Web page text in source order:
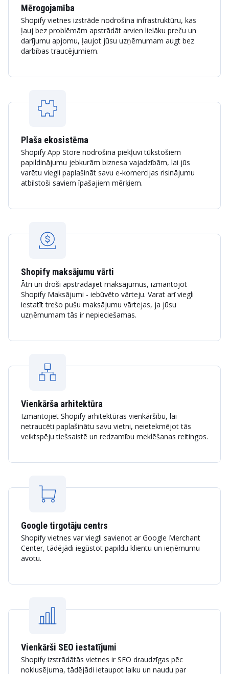
Mērogojamība
Shopify vietnes izstrāde nodrošina infrastruktūru, kas
ļauj bez problēmām apstrādāt arvien lielāku preču un
darījumu apjomu, ļaujot jūsu uzņēmumam augt bez
darbības traucējumiem.
Plaša ekosistēma
Shopify App Store nodrošina piekļuvi tūkstošiem
papildinājumu jebkurām biznesa vajadzībām, lai jūs
varētu viegli paplašināt savu e-komercijas risinājumu
atbilstoši saviem īpašajiem mērķiem.
Shopify maksājumu vārti
Ātri un droši apstrādājiet maksājumus, izmantojot
Shopify Maksājumi - iebūvēto vārteju. Varat arī viegli
iestatīt trešo pušu maksājumu vārtejas, ja jūsu
uzņēmumam tās ir nepieciešamas.
Vienkārša arhitektūra
Izmantojiet Shopify arhitektūras vienkāršību, lai
netraucēti paplašinātu savu vietni, neietekmējot tās
veiktspēju tiešsaistē un redzamību meklēšanas reitingos.
Google tirgotāju centrs
Shopify vietnes var viegli savienot ar Google Merchant
Center, tādējādi iegūstot papildu klientu un ieņēmumu
avotu.
Vienkārši SEO iestatījumi
Shopify izstrādātās vietnes ir SEO draudzīgas pēc
noklusējuma, tādējādi ietaupot laiku un naudu par